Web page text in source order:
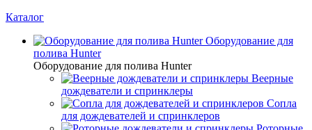
Каталог
Оборудование для
полива Hunter
Оборудование для полива Hunter
Веерные
дождеватели и спринклеры
Сопла
для дождевателей и спринклеров